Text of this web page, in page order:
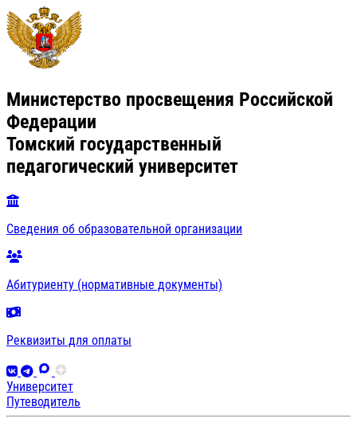
Министерство просвещения Российской
Федерации
Томский государственный
педагогический университет
Сведения об образовательной организации
Абитуриенту (нормативные документы)
Реквизиты для оплаты
Университет
Путеводитель